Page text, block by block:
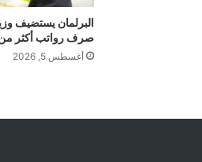
البرلمان يستضيف
صرف رواتب أكثر
أغسطس 5, 2026